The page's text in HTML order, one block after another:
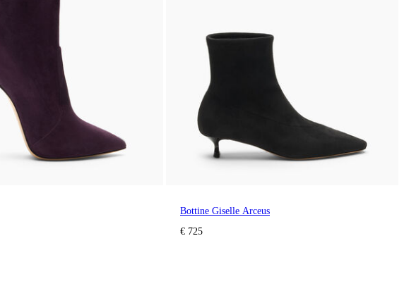
Bottine Giselle Arceus
€ 725